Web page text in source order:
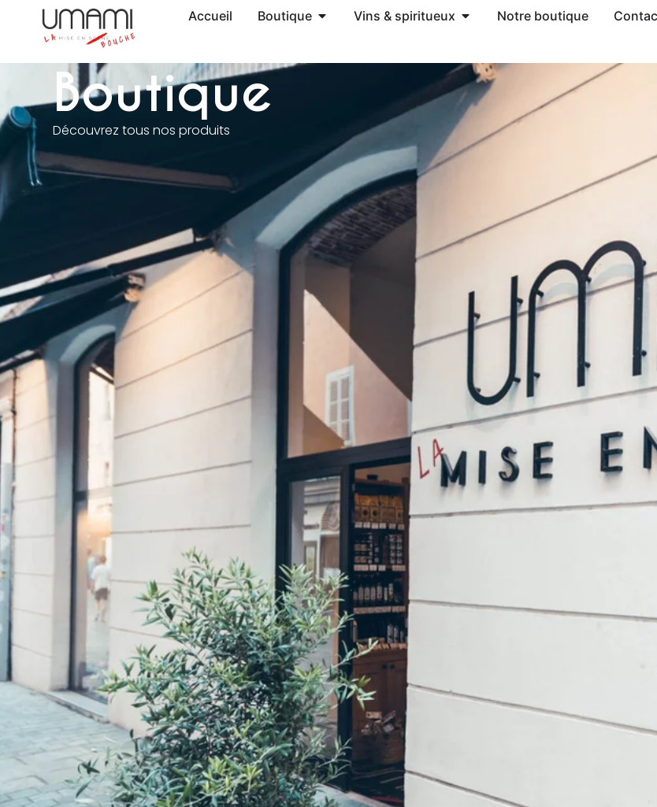
Accueil Boutique Vins & spiritueux Notre boutique
Boutique
Découvrez tous nos produits